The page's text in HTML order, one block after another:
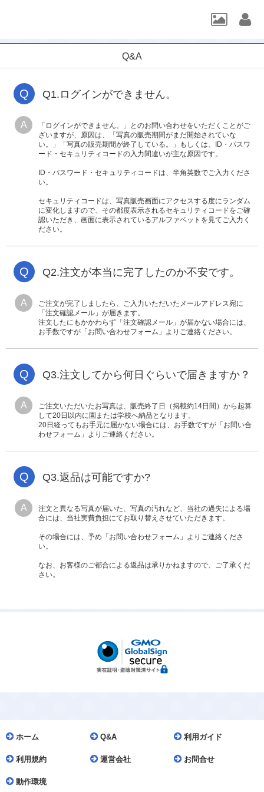
Q&A
Q Q1.ログインができません。
A
「ログインができません。」とのお問い合わせをいただくことがご
ざいますが、原因は、「写真の販売期間がまだ開始されていな
い。」「写真の販売期間が終了している。」もしくは、ID・パスワ
ード・セキュリティコードの入力間違いが主な原因です。
ID・パスワード・セキュリティコードは、半角英数でご入力くださ
い。
セキュリティコードは、写真販売画面にアクセスする度にランダム
に変化しますので、その都度表示されるセキュリティコードをご確
認いただき、画面に表示されているアルファベットを見てご入力く
ださい。
Q Q2.注文が本当に完了したのか不安です。
A
ご注文が完了しましたら、ご入力いただいたメールアドレス宛に
「注文確認メール」が届きます。
注文したにもかかわらず「注文確認メール」が届かない場合には、
お手数ですが「お問い合わせフォーム」よりご連絡ください。
Q Q3.注文してから何日ぐらいで届きますか？
A
ご注文いただいたお写真は、販売終了日（掲載約14日間）から起算
して20日以内に園または学校へ納品となります。
20日経ってもお手元に届かない場合には、お手数ですが「お問い合
わせフォーム」よりご連絡ください。
Q Q3.返品は可能ですか?
A
注文と異なる写真が届いた、写真の汚れなど、当社の過失による場
合には、当社実費負担にてお取り替えさせていただきます。
その場合には、予め「お問い合わせフォーム」よりご連絡くださ
い。
なお、お客様のご都合による返品は承りかねますので、ご了承くだ
さい。
ホーム Q&A 利用ガイド
利用規約 運営会社 お問合せ
動作環境